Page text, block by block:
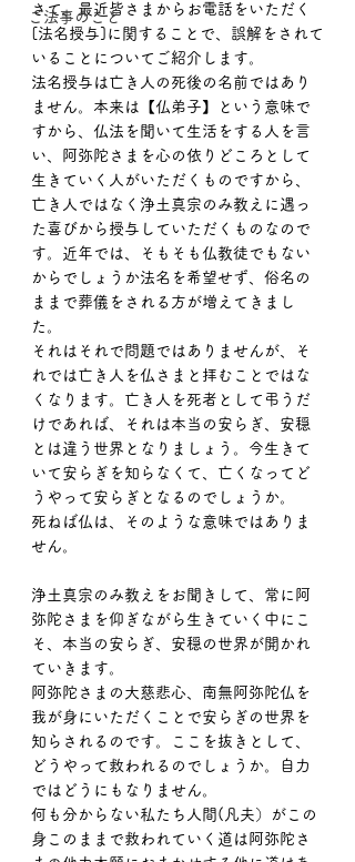
ご法事のこと
さて、最近皆さまからお電話をいただく
[法名授与]に関することで、誤解をされて
いることについてご紹介します。
法名授与は亡き人の死後の名前ではあり
ません。本来は【仏弟子】という意味で
すから、仏法を聞いて生活をする人を言
い、阿弥陀さまを心の依りどころとして
生きていく人がいただくものですから、
亡き人ではなく浄土真宗のみ教えに遇っ
た喜びから授与していただくものなので
す。近年では、そもそも仏教徒でもない
からでしょうか法名を希望せず、俗名の
ままで葬儀をされる方が増えてきまし
た。
それはそれで問題ではありませんが、そ
れでは亡き人を仏さまと拝むことではな
くなります。亡き人を死者として弔うだ
けであれば、それは本当の安らぎ、安穏
とは違う世界となりましょう。今生きて
いて安らぎを知らなくて、亡くなってど
うやって安らぎとなるのでしょうか。
死ねば仏は、そのような意味ではありま
せん。
浄土真宗のみ教えをお聞きして、常に阿
弥陀さまを仰ぎながら生きていく中にこ
そ、本当の安らぎ、安穏の世界が開かれ
ていきます。
阿弥陀さまの大慈悲心、南無阿弥陀仏を
我が身にいただくことで安らぎの世界を
知らされるのです。ここを抜きとして、
どうやって救われるのでしょうか。自力
ではどうにもなりません。
何も分からない私たち人間(凡夫）がこの
身このままで救われていく道は阿弥陀さ